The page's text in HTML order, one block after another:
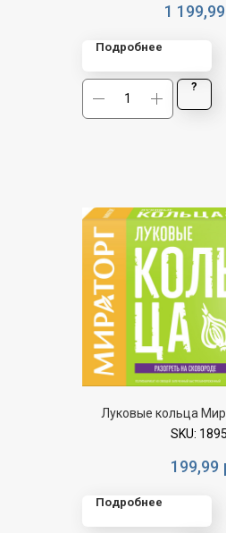
1 199,99
Подробнее
?
Луковые кольца
SKU:
199,99
Подробнее